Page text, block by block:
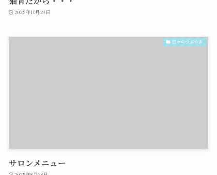
2025年10月24日
日々のつぶやき
サロンメニュー